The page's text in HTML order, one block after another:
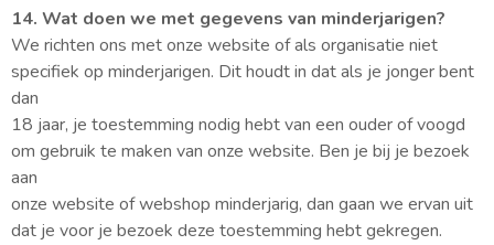
14. Wat doen we met gegevens van minderjarigen?
We richten ons met onze website of als organisatie niet
specifiek op minderjarigen. Dit houdt in dat als je jonger bent
dan
18 jaar, je toestemming nodig hebt van een ouder of voogd
om gebruik te maken van onze website. Ben je bij je bezoek
aan
onze website of webshop minderjarig, dan gaan we ervan uit
dat je voor je bezoek deze toestemming hebt gekregen.